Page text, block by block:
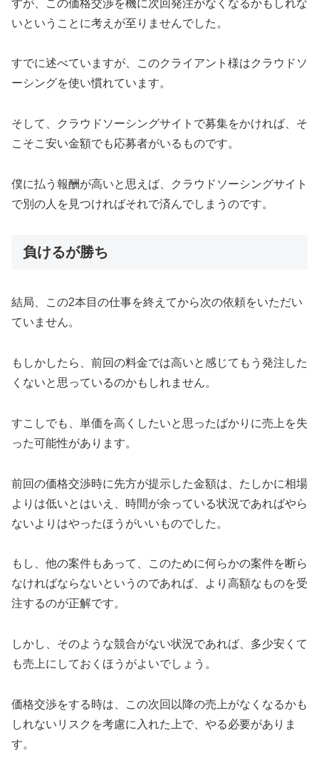
すが、この価格交渉を機に次回発注がなくなるかもしれな
いということに考えが至りませんでした。
すでに述べていますが、このクライアント様はクラウドソ
ーシングを使い慣れています。
そして、クラウドソーシングサイトで募集をかければ、そ
こそこ安い金額でも応募者がいるものです。
僕に払う報酬が高いと思えば、クラウドソーシングサイト
で別の人を見つければそれで済んでしまうのです。
負けるが勝ち
結局、この2本目の仕事を終えてから次の依頼をいただい
ていません。
もしかしたら、前回の料金では高いと感じてもう発注した
くないと思っているのかもしれません。
すこしでも、単価を高くしたいと思ったばかりに売上を失
った可能性があります。
前回の価格交渉時に先方が提示した金額は、たしかに相場
よりは低いとはいえ、時間が余っている状況であればやら
ないよりはやったほうがいいものでした。
もし、他の案件もあって、このために何らかの案件を断ら
なければならないというのであれば、より高額なものを受
注するのが正解です。
しかし、そのような競合がない状況であれば、多少安くて
も売上にしておくほうがよいでしょう。
価格交渉をする時は、この次回以降の売上がなくなるかも
しれないリスクを考慮に入れた上で、やる必要がありま
す。